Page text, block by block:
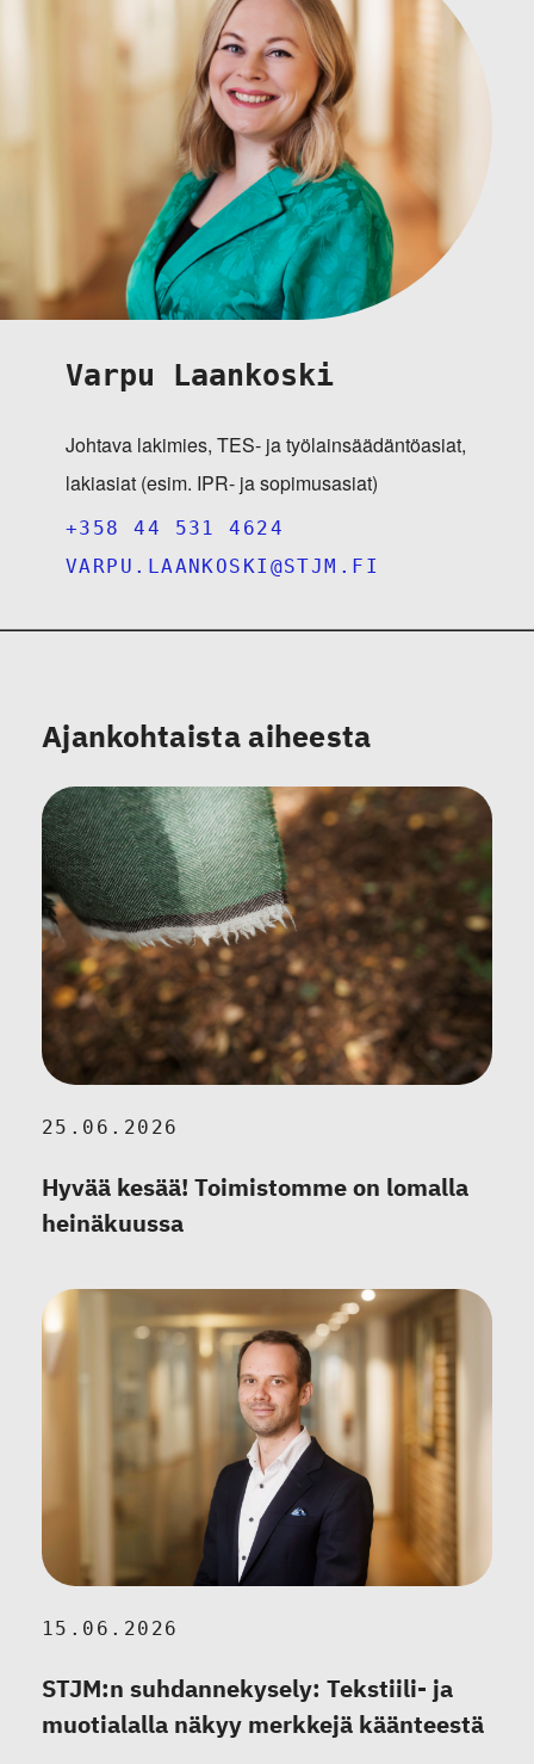
Varpu Laankoski
Johtava lakimies, TES- ja työlainsäädäntöasiat,
lakiasiat (esim. IPR- ja sopimusasiat)
+358 44 531 4624
VARPU.LAANKOSKI@STJM.FI
Ajankohtaista aiheesta
25.06.2026
Hyvää kesää! Toimistomme on lomalla
heinäkuussa
15.06.2026
STJM:n suhdannekysely: Tekstiili- ja
muotialalla näkyy merkkejä käänteestä